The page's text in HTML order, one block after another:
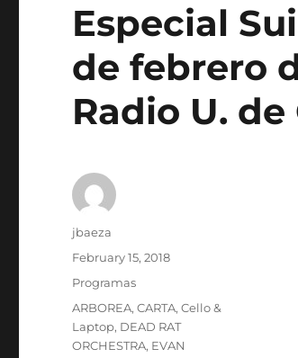
Especial
de febrero
Radio U. de
Author
jbaeza
Posted
February 15, 2018
Categories
Programas
Tags
ARBOREA,CARTA,Cello &
Laptop, DEAD RAT
ORCHESTRA, EVAN